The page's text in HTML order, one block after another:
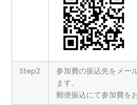
Step2
参加費の振込先をメー
ます。
郵便振込にて参加費を